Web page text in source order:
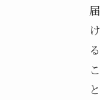
届
け
る
こ
と